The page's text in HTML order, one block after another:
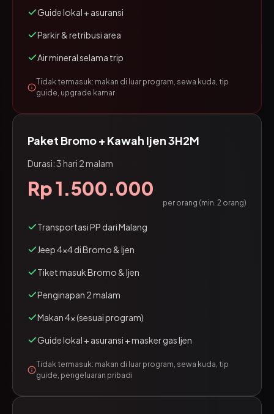
Guide lokal + asuransi
Parkir & retribusi area
Air mineral selama trip
Tidak termasuk: makan di luar program, sewa kuda, tip
guide, upgrade kamar
Paket Bromo + Kawah Ijen 3H2M
Durasi: 3 hari 2 malam
Rp 1.500.000
per orang (min. 2 orang)
Transportasi PP dari Malang
Jeep 4x4 di Bromo & Ijen
Tiket masuk Bromo & Ijen
Penginapan 2 malam
Makan 4x (sesuai program)
Guide lokal + asuransi + masker gas Ijen
Tidak termasuk: makan di luar program, sewa kuda, tip
guide, pengeluaran pribadi